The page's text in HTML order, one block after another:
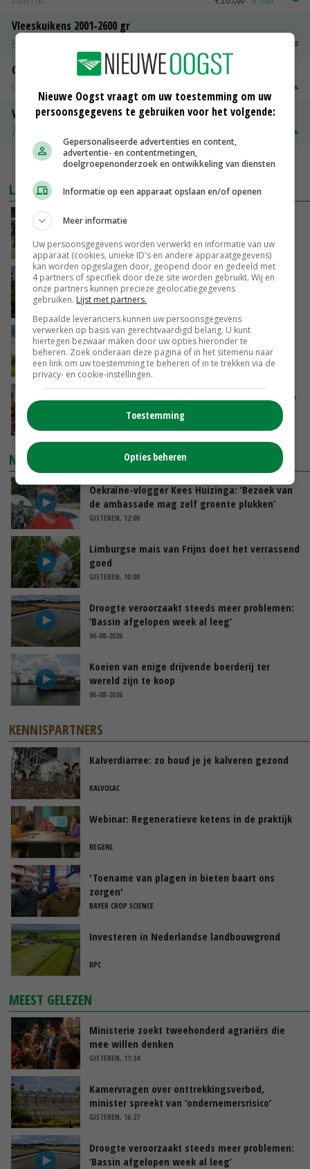
Vleeskuikens 2001-2600 gr
Barneveld
Gerst
Groningen
Volle melkpoeder
Zuivel NL
MEER MARKTPRIJZEN
LAATSTE NIEUWS
Na jarenlang meten willen Zuid-Hollandse
VANDAAG, 07:00
Kamervragen over onttrekkingsverbod,
minister spreekt van ‘ondernemersrisico’
GISTEREN, 16:27
‘Rendement van Krullvarkens komt van de
overkant’
GISTEREN, 15:30
Oorlogen en El Niño stuwen voedselprijzen op
NIEUWSTE VIDEO'S
Oekraïne-vlogger Kees Huizinga: ‘Bezoek van
de ambassade mag zelf groente plukken’
GISTEREN, 12:00
Limburgse mais van Frijns doet het verrassend
goed
GISTEREN, 10:00
Droogte veroorzaakt steeds meer problemen:
‘Bassin afgelopen week al leeg’
06-08-2026
Koeien van enige drijvende boerderij ter
wereld zijn te koop
06-08-2026
KENNISPARTNERS
Kalverdiarree: zo houd je je kalveren gezond
KALVOLAC
Webinar: Regeneratieve ketens in de praktijk
REGENL
'Toename van plagen in bieten baart ons
zorgen'
BAYER CROP SCIENCE
Investeren in Nederlandse landbouwgrond
RPC
MEEST GELEZEN
Ministerie zoekt tweehonderd agrariërs die
mee willen denken
GISTEREN, 11:34
Kamervragen over onttrekkingsverbod,
minister spreekt van ‘ondernemersrisico’
GISTEREN, 16:27
Droogte veroorzaakt steeds meer problemen:
‘Bassin afgelopen week al leeg’
Nieuwe Oogst vraagt om uw toestemming om uw
persoonsgegevens te gebruiken voor het volgende:
Gepersonaliseerde advertenties en content,
advertentie- en contentmetingen,
doelgroepenonderzoek en ontwikkeling van diensten
Informatie op een apparaat opslaan en/of openen
Meer informatie
Uw persoonsgegevens worden verwerkt en informatie van uw
apparaat (cookies, unieke ID's en andere apparaatgegevens)
kan worden opgeslagen door, geopend door en gedeeld met
4 partners of specifiek door deze site worden gebruikt. Wij en
onze partners kunnen precieze geolocatiegegevens
gebruiken. Lijst met partners.
Bepaalde leveranciers kunnen uw persoonsgegevens
verwerken op basis van gerechtvaardigd belang. U kunt
hiertegen bezwaar maken door uw opties hieronder te
beheren. Zoek onderaan deze pagina of in het sitemenu naar
een link om uw toestemming te beheren of in te trekken via de
privacy- en cookie-instellingen.
Toestemming
Opties beheren